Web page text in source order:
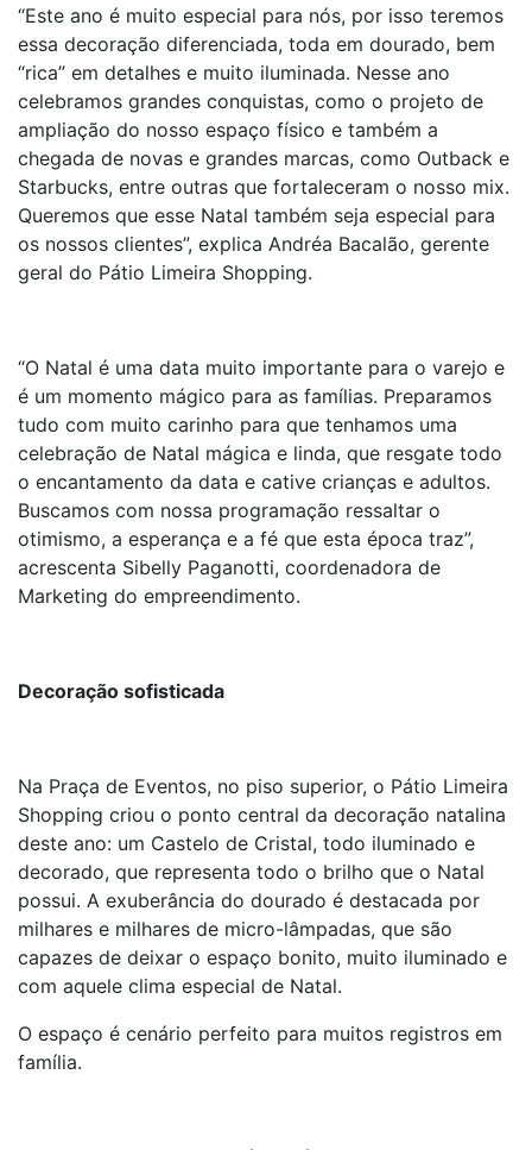
“Este ano é muito especial para nós, por isso teremos
essa decoração diferenciada, toda em dourado, bem
“rica” em detalhes e muito iluminada. Nesse ano
celebramos grandes conquistas, como o projeto de
ampliação do nosso espaço físico e também a
chegada de novas e grandes marcas, como Outback e
Starbucks, entre outras que fortaleceram o nosso mix.
Queremos que esse Natal também seja especial para
os nossos clientes”, explica Andréa Bacalão, gerente
geral do Pátio Limeira Shopping.
“O Natal é uma data muito importante para o varejo e
é um momento mágico para as famílias. Preparamos
tudo com muito carinho para que tenhamos uma
celebração de Natal mágica e linda, que resgate todo
o encantamento da data e cative crianças e adultos.
Buscamos com nossa programação ressaltar o
otimismo, a esperança e a fé que esta época traz”,
acrescenta Sibelly Paganotti, coordenadora de
Marketing do empreendimento.
Decoração sofisticada
Na Praça de Eventos, no piso superior, o Pátio Limeira
Shopping criou o ponto central da decoração natalina
deste ano: um Castelo de Cristal, todo iluminado e
decorado, que representa todo o brilho que o Natal
possui. A exuberância do dourado é destacada por
milhares e milhares de micro-lâmpadas, que são
capazes de deixar o espaço bonito, muito iluminado e
com aquele clima especial de Natal.
O espaço é cenário perfeito para muitos registros em
família.